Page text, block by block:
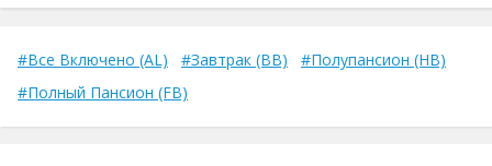
#Все Включено (AL) #Завтрак (BB)
#Полупансион (HB)
#Полный Пансион (FB)